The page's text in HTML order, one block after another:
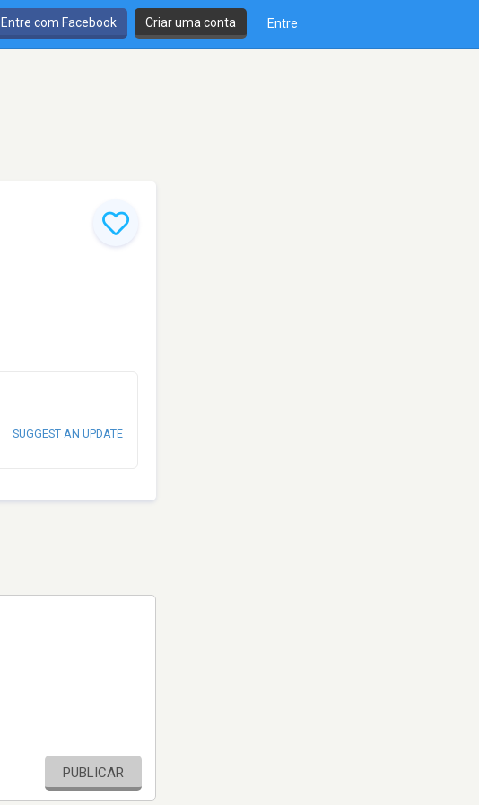
Entre com Facebook Criar uma conta Entre
SUGGEST AN UPDATE
PUBLICAR